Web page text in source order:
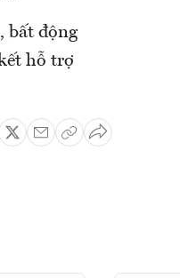
bất động
hỗ trợ